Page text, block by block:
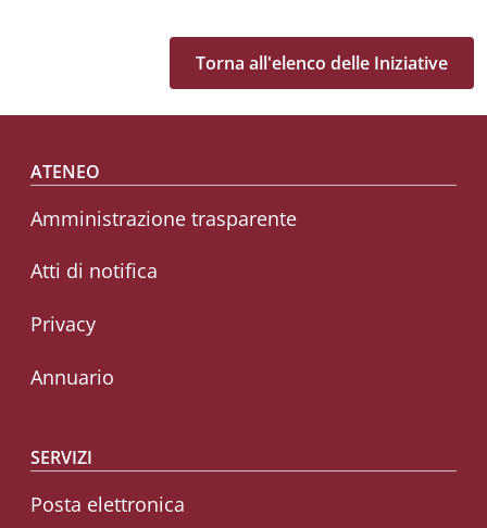
Torna all'elenco delle Iniziative
Footer menu
ATENEO
Amministrazione trasparente
Atti di notifica
Privacy
Annuario
SERVIZI
Posta elettronica